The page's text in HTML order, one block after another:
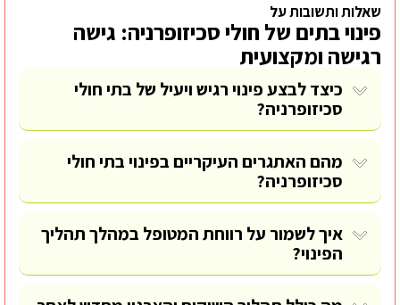
שאלות ותשובות על
פינוי בתים של חולי סכיזופרניה: גישה
רגישה ומקצועית
כיצד לבצע פינוי רגיש ויעיל של בתי חולי
סכיזופרניה?
מהם האתגרים העיקריים בפינוי בתי חולי
סכיזופרניה?
איך לשמור על רווחת המטופל במהלך תהליך
הפינוי?